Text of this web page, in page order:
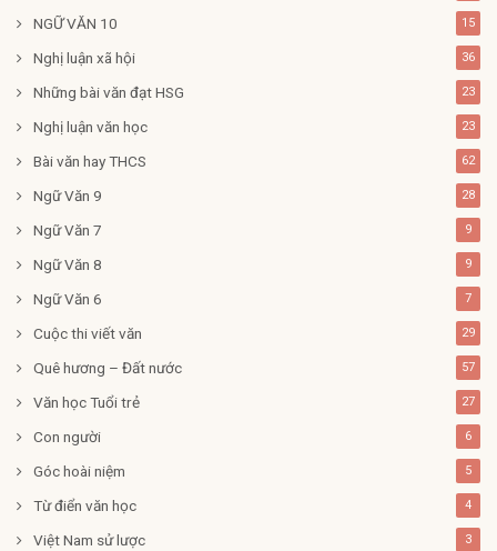
NGỮ VĂN 10 15
Nghị luận xã hội 36
Những bài văn đạt HSG 23
Nghị luận văn học 23
Bài văn hay THCS 62
Ngữ Văn 9 28
Ngữ Văn 7 9
Ngữ Văn 8 9
Ngữ Văn 6 7
Cuộc thi viết văn 29
Quê hương – Đất nước 57
Văn học Tuổi trẻ 27
Con người 6
Góc hoài niệm 5
Từ điển văn học 4
Việt Nam sử lược 3